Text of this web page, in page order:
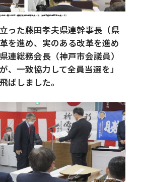
当選へ檄を飛ばし藤田孝夫県連幹事長・左、安達和彦県連総務会長・右）
った藤田孝夫県連幹事長（県
を進め、実のある改革を進め
連総務会長（神戸市会議員）
、一致協力して全員当選を」
ばしました。